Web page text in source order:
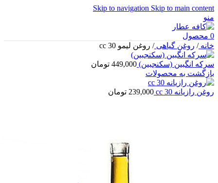
Skip to navigation Skip to main content
منو
0 محصول
خانه/ روغن گیاهی/ روغن لیمو 30 cc
سرکه انگبین (سکنجبین) 449,000 تومان
بازگشت به محصولات
روغن رازیانه 30 cc 239,000 تومان